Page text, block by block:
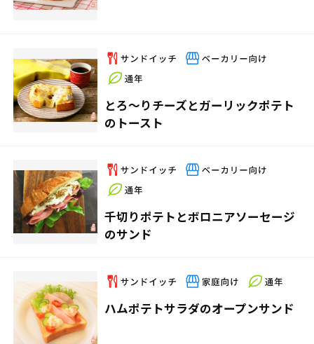
とろ～りチーズとガーリックポテト
のトースト
千切りポテトとボロニアソーセージ
のサンド
ハムポテトサラダのオープンサンド